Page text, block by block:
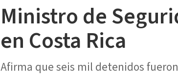
Ministro de
en Costa Rica
Afirma que seis mil detenidos